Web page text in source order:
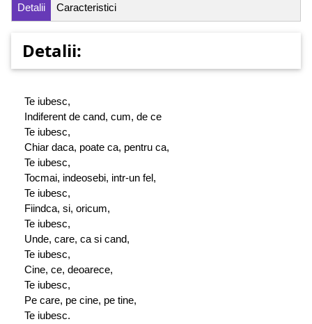
Detalii Caracteristici
Detalii:
Te iubesc,
Indiferent de cand, cum, de ce
Te iubesc,
Chiar daca, poate ca, pentru ca,
Te iubesc,
Tocmai, indeosebi, intr-un fel,
Te iubesc,
Fiindca, si, oricum,
Te iubesc,
Unde, care, ca si cand,
Te iubesc,
Cine, ce, deoarece,
Te iubesc,
Pe care, pe cine, pe tine,
Te iubesc.